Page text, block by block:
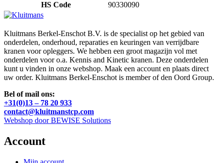
HS Code 90330090
Kluitmans Berkel-Enschot B.V. is de specialist op het gebied van
onderdelen, onderhoud, reparaties en keuringen van verrijdbare
kranen voor opleggers. We hebben een groot magazijn vol met
onderdelen voor o.a. Kennis and Kinetic kranen. Deze onderdelen
kunt u vinden in onze webshop. Maak een account en plaats direct
uw order. Kluitmans Berkel-Enschot is member of den Oord Group.
Bel of mail ons:
+31(0)13 – 78 20 933
contact@kluitmanstcp.com
Webshop door BEWISE Solutions
Account